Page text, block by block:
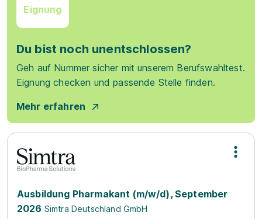
Eignung
Du bist noch unentschlossen?
Geh auf Nummer sicher mit unserem Berufswahltest.
Eignung checken und passende Stelle finden.
Mehr erfahren
Ausbildung Pharmakant (m/w/d), September
2026 Simtra Deutschland GmbH